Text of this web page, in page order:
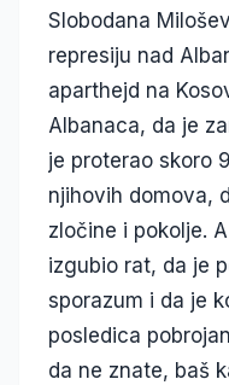
Slobodana
represiju nad
aparthejd na
Albanaca, da je
je proterao skoro
njihovih domova,
zločine i pokolje.
izgubio rat, da je
sporazum i da je
posledica
da ne znate, baš